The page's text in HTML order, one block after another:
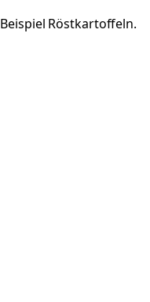
Röstkartoffeln.